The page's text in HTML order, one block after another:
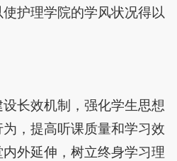
护理学院的学风状况得以
长效机制，强化学生思想
，提高听课质量和学习效
外延伸，树立终身学习理